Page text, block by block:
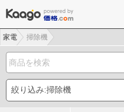
家電 掃除機